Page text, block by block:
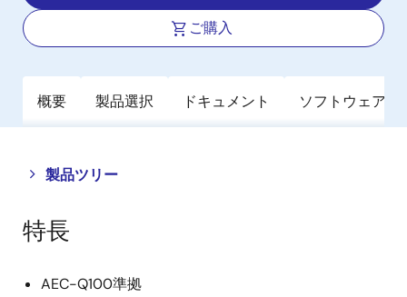
ご購入
概要 製品選択 ドキュメント ソフトウェア／
製品ツリー
Close
tree
menu
Open
tree
menu
特長
AEC-Q100準拠